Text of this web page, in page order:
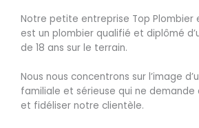
Notre petite entreprise Top Plombier
est un plombier qualifié et diplômé
de 18 ans sur le terrain.
Nous nous concentrons sur l’image
familiale et sérieuse qui ne demande
et fidéliser notre clientèle.